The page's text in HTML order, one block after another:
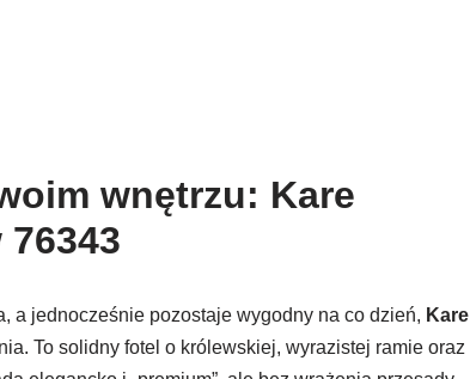
wnętrzu: Kare
a jednocześnie pozostaje wygodny na co dzień, Kare
To solidny fotel o królewskiej, wyrazistej ramie oraz